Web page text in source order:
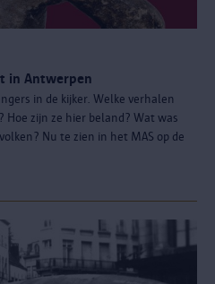
in Antwerpen
in de kijker. Welke verhalen
zijn ze hier beland? Wat was
Nu te zien in het MAS op de